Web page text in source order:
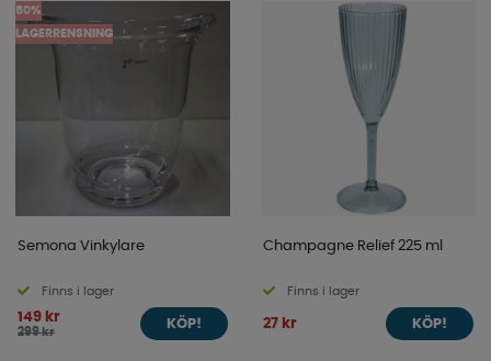
50%
LAGERRENSNING
Semona Vinkylare
Finns i lager
149 kr
299 kr
KÖP!
Champagne Relief 225 ml
Finns i lager
27 kr KÖP!